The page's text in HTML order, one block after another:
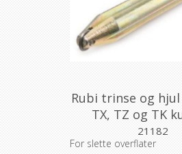
Rubi trinse og
TX, TZ og TK
21182
For slette overflater